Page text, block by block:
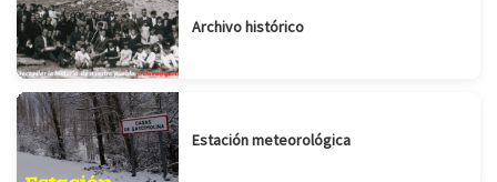
Archivo histórico
Estación meteorológica